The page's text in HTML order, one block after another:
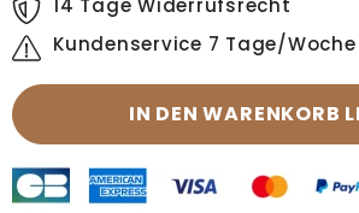
14 Tage Widerrufsrecht
Kundenservice 7 Tage/Woche
IN DEN WARENKORB